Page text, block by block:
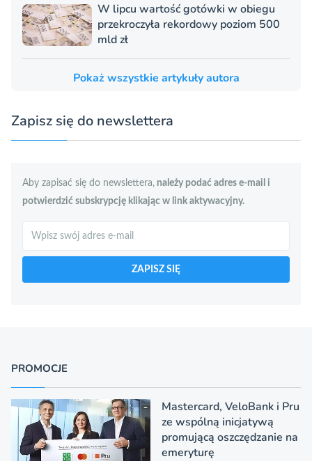
W lipcu wartość gotówki w obiegu
przekroczyła rekordowy poziom 500
mld zł
Pokaż wszystkie artykuły autora
Zapisz się do newslettera
Aby zapisać się do newslettera, należy podać adres e-mail i
potwierdzić subskrypcję klikając w link aktywacyjny.
ZAPISZ SIĘ
PROMOCJE
Mastercard, VeloBank i Pru
ze wspólną inicjatywą
promującą oszczędzanie na
emeryturę